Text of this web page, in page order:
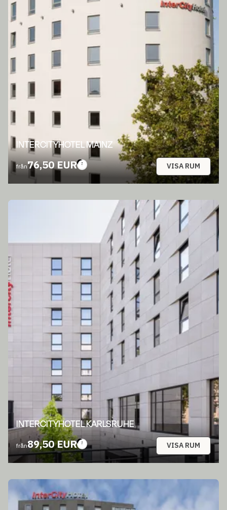
INTERCITYHOTEL MAINZ
från76,50 EUR VISA RUM
INTERCITYHOTEL KARLSRUHE
från89,50 EUR VISA RUM